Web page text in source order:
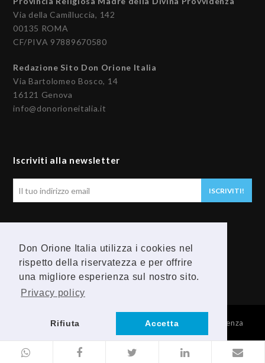
Don Orione Italia utilizza i cookies nel
rispetto della riservatezza e per offrire
una migliore esperienza sul nostro sito.
Privacy policy
Rifiuta Accetta
Via della Camilluccia, 142
00135 ROMA
CF/PIVA 97889670580
Redazione Sito Don Orione Italia
Via Bartolomeo Bosco, 14
16121 Genova
info@donorioneitalia.it
Iscriviti alla newsletter
ISCRIVITI!
F
b
Y
o
t
© 2026 Provincia Religiosa Madre della Divina Provvidenza